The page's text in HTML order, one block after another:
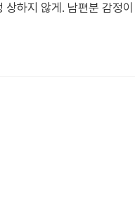
하지 않게. 남편분 감정